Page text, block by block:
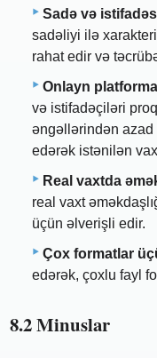
Sadə və
sadəliyi ilə
rahat edir və
Onlayn
və istifadəçiləri
əngəllərindən azad
edərək istənilən
Real vaxtda
real vaxt
üçün əlverişli edir.
Çox formatlar
edərək, çoxlu fayl
8.2 Minuslar